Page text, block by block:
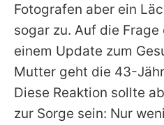
Fotografen aber ein
sogar zu. Auf die
einem Update zum
Mutter geht die 43-
Diese Reaktion sollte
zur Sorge sein: Nur